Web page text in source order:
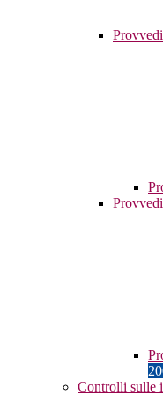
Controlli sulle